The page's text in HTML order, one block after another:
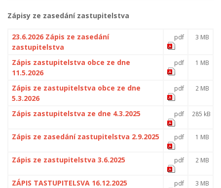
Zápisy ze zasedání zastupitelstva
23.6.2026 Zápis ze zasedání
zastupitelstva
pdf 3 MB
Zápis zastupitelstva obce ze dne
11.5.2026
pdf 1 MB
Zápis ze zastupitelstva obce ze dne
5.3.2026
pdf 2 MB
Zápis zastupitelstva ze dne 4.3.2025 pdf 285 kB
Zápis ze zasedání zastupitelstva 2.9.2025 pdf 1 MB
Zápis ze zastupitelstva 3.6.2025 pdf 2 MB
ZÁPIS TASTUPITELSVA 16.12.2025 pdf 3 MB